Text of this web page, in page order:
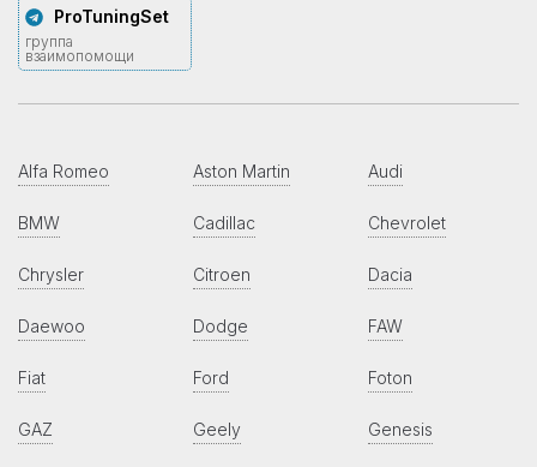
ProTuningSet
группа
взаимопомощи
Alfa Romeo Aston Martin Audi
BMW Cadillac Chevrolet
Chrysler Citroen Dacia
Daewoo Dodge FAW
Fiat Ford Foton
GAZ Geely Genesis